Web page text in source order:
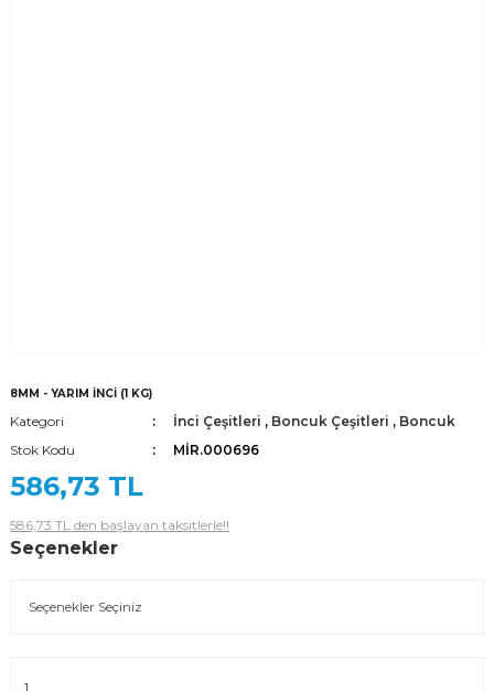
8MM - YARIM İNCİ (1 KG)
Kategori İnci Çeşitleri , Boncuk Çeşitleri , Boncuk
Stok Kodu
MİR.000696
586,73 TL
586,73 TL den başlayan taksitlerle!!
Seçenekler